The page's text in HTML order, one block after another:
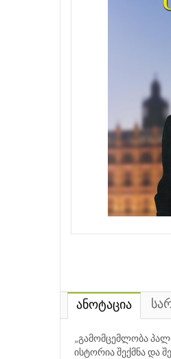
ანოტაცია
„გამომცემლობა
ისტორია შექმნა და